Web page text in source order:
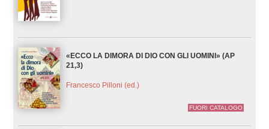
«ECCO LA DIMORA DI DIO CON GLI UOMINI» (AP
21,3)
Francesco Pilloni (ed.)
FUORI CATALOGO